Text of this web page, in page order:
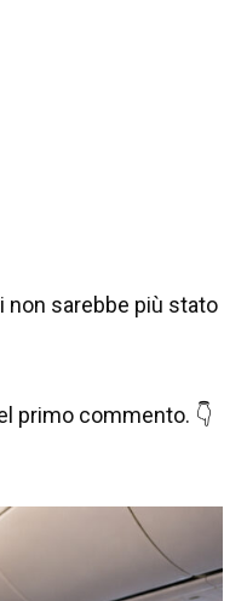
non sarebbe più stato
primo commento. 👇